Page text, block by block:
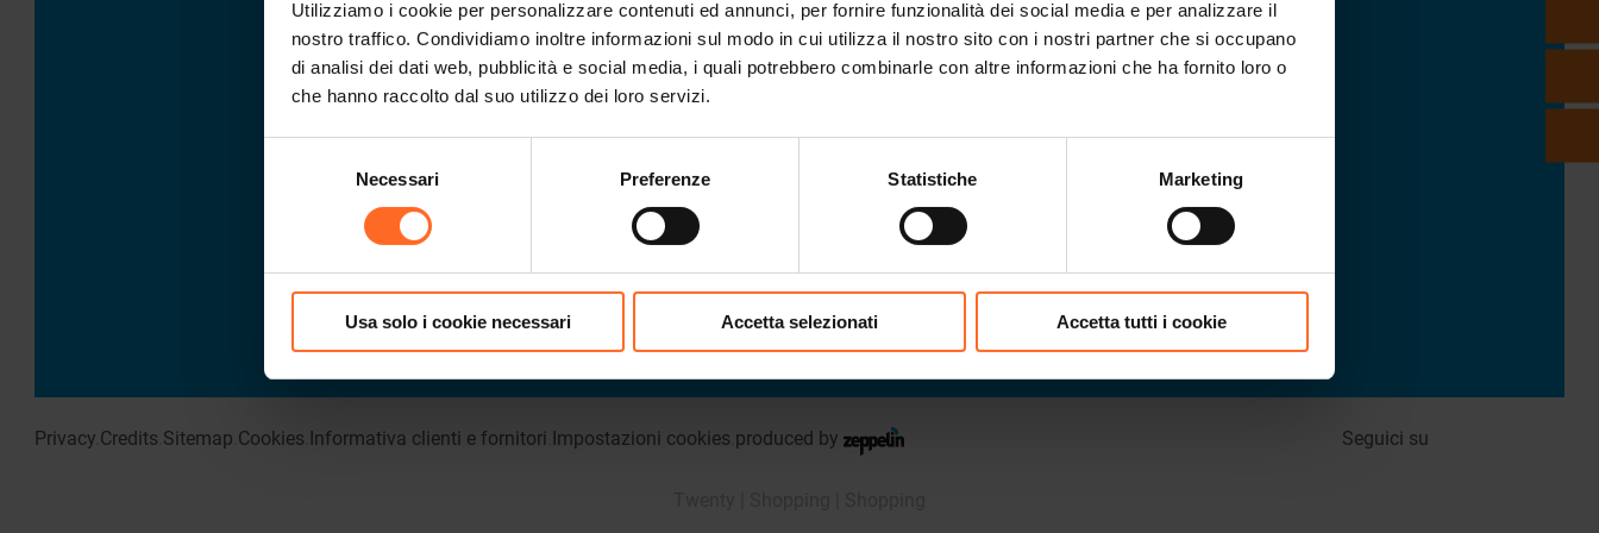
Utilizziamo i cookie per personalizzare contenuti ed annunci, per fornire funzionalità dei social media e per analizzare il
nostro traffico. Condividiamo inoltre informazioni sul modo in cui utilizza il nostro sito con i nostri partner che si occupano
di analisi dei dati web, pubblicità e social media, i quali potrebbero combinarle con altre informazioni che ha fornito loro o
che hanno raccolto dal suo utilizzo dei loro servizi.
Necessari Preferenze Statistiche Marketing
Usa solo i cookie necessari Accetta selezionati Accetta tutti i cookie
Via G. Galilei 20.39100Bolzano.Part.IVA 02432620215
info@twenty.it
Iscriviti alla Newsletter
COME ARRIVARE.EVENTS & NEWS.GIFTCARD.JOBS
Privacy Credits Sitemap Cookies Informativa clienti e fornitori Impostazioni cookies produced by Seguici su